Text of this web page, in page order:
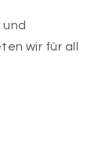
wir für all